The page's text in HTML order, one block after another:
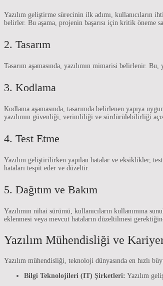
Yazılım geliştirme sürecinin ilk adımı, kullanıcıların
belirler. Bu aşama, projenin başarısı için kritik öneme
2. Tasarım
Tasarım aşamasında, yazılımın mimarisi belirlenir. Bu,
3. Kodlama
Kodlama aşamasında, tasarımda belirlenen yapıya
yazılımın güvenliği, verimliliği ve sürdürülebilirliği
4. Test Etme
Yazılım geliştirilirken yapılan hatalar ve eksiklikler, test
hataları tespit eder ve düzeltir.
5. Dağıtım ve Bakım
Yazılımın nihai sürümü, kullanıcıların kullanımına
eklenmesi veya mevcut hataların düzeltilmesi
Yazılım Mühendisliği ve Kariyer
Yazılım mühendisliği, teknoloji dünyasında en hızlı
Bilgi Teknolojileri (IT) Şirketleri: Yazılım